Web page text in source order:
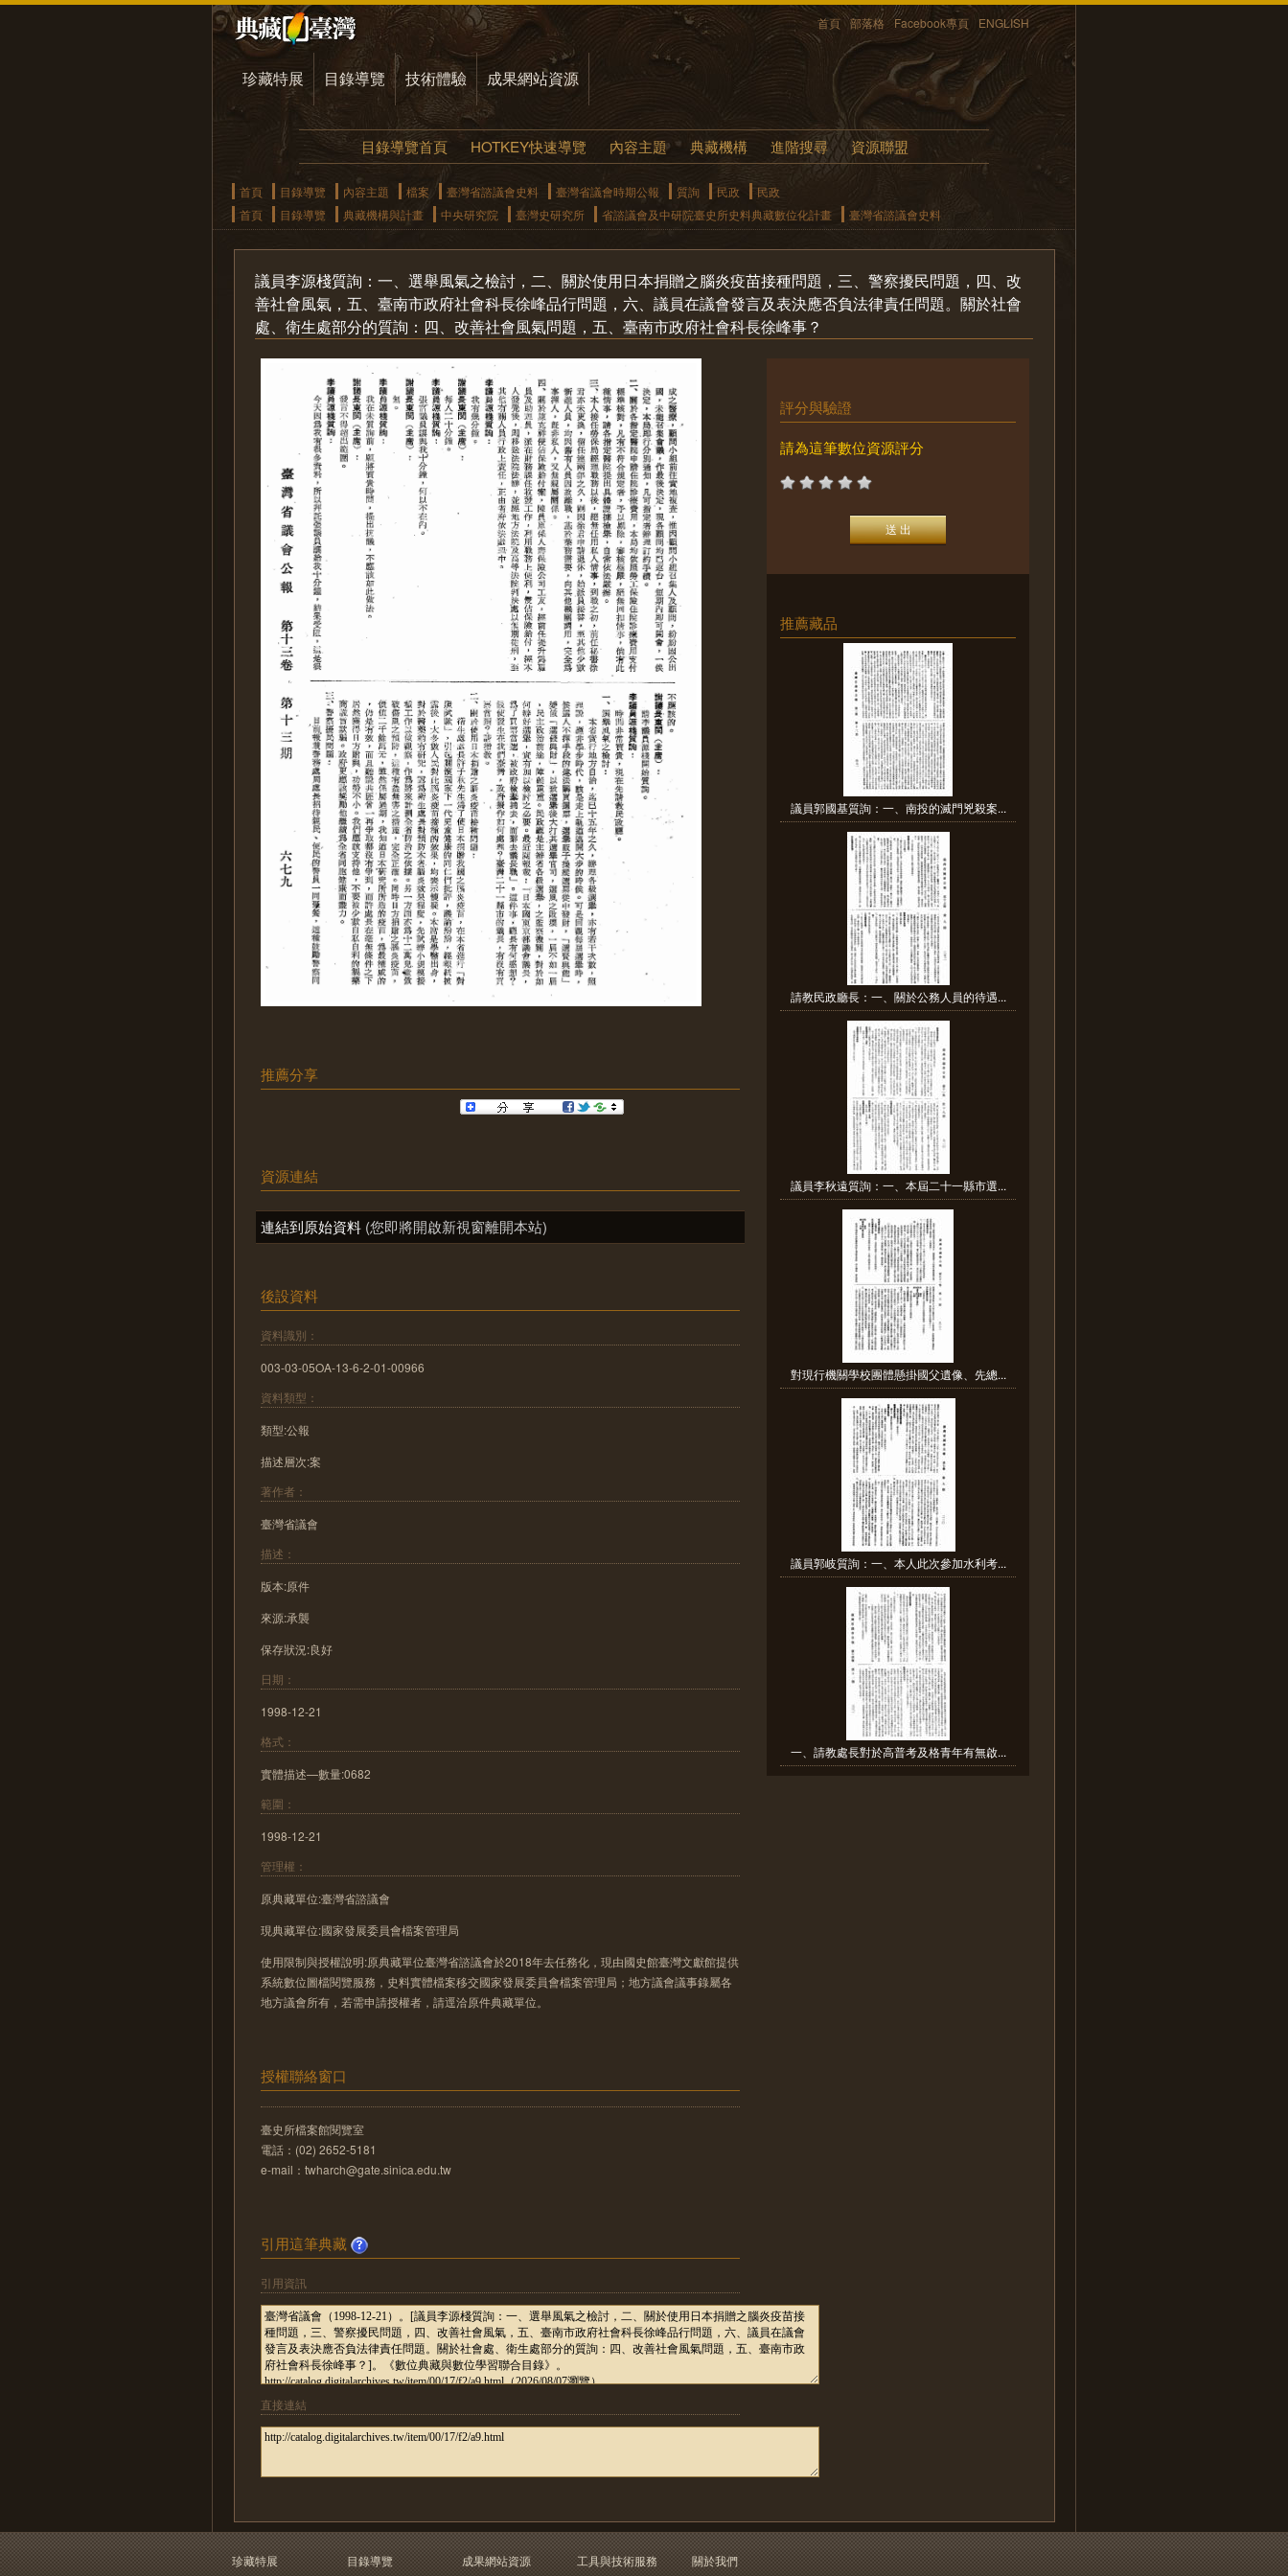
首頁 部落格 Facebook專頁 ENGLISH
珍藏特展 目錄導覽 技術體驗 成果網站資源
目錄導覽首頁 HOTKEY快速導覽 內容主題 典藏機構 進階搜尋 資源聯盟
首頁 目錄導覽 內容主題 檔案 臺灣省諮議會史料 臺灣省議會時期公報 質詢 民政
民政
首頁
目錄導覽 典藏機構與計畫 中央研究院 臺灣史研究所 省諮議會及中研院臺史所史料典藏數位化計畫 臺灣省諮議會史料
議員李源棧質詢：一、選舉風氣之檢討，二、關於使用日本捐贈之腦炎疫苗接種問題，三、警察擾民問題，四、改
善社會風氣，五、臺南市政府社會科長徐峰品行問題，六、議員在議會發言及表決應否負法律責任問題。關於社會
處、衛生處部分的質詢：四、改善社會風氣問題，五、臺南市政府社會科長徐峰事？
推薦分享
資源連結
連結到原始資料 (您即將開啟新視窗離開本站)
後設資料
資料識別：
003-03-05OA-13-6-2-01-00966
資料類型：
類型:公報
描述層次:案
著作者：
臺灣省議會
描述：
版本:原件
來源:承襲
保存狀況:良好
日期：
1998-12-21
格式：
實體描述—數量:0682
範圍：
1998-12-21
管理權：
原典藏單位:臺灣省諮議會
現典藏單位:國家發展委員會檔案管理局
使用限制與授權說明:原典藏單位臺灣省諮議會於2018年去任務化，現由國史館臺灣文獻館提供
系統數位圖檔閱覽服務，史料實體檔案移交國家發展委員會檔案管理局；地方議會議事錄屬各
地方議會所有，若需申請授權者，請逕洽原件典藏單位。
授權聯絡窗口
臺史所檔案館閱覽室
電話：(02) 2652-5181
e-mail：twharch@gate.sinica.edu.tw
引用這筆典藏
引用資訊
直接連結
評分與驗證
請為這筆數位資源評分
推薦藏品
議員郭國基質詢：一、南投的滅門兇殺案...
請教民政廳長：一、關於公務人員的待遇...
議員李秋遠質詢：一、本屆二十一縣市選...
對現行機關學校團體懸掛國父遺像、先總...
議員郭岐質詢：一、本人此次參加水利考...
一、請教處長對於高普考及格青年有無啟...
珍藏特展 目錄導覽 成果網站資源 工具與技術服務 關於我們